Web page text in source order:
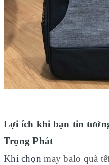
Lợi ích khi bạn tin
Trọng Phát
Khi chọnmay balo quà